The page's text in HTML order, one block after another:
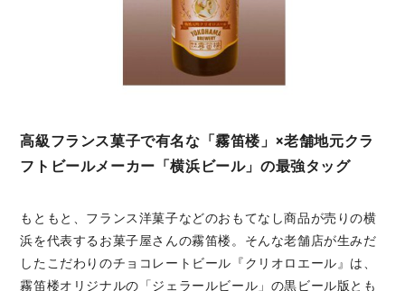
高級フランス菓子で有名な「霧笛楼」×老舗地元クラ
フトビールメーカー「横浜ビール」の最強タッグ
もともと、フランス洋菓子などのおもてなし商品が売りの横
浜を代表するお菓子屋さんの霧笛楼。そんな老舗店が生みだ
したこだわりのチョコレートビール『クリオロエール』は、
霧笛楼オリジナルの「ジェラールビール」の黒ビール版とも